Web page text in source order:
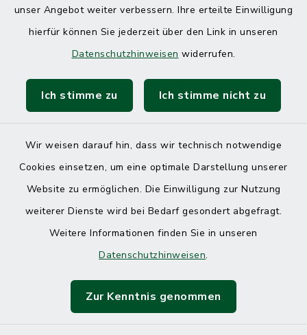
unser Angebot weiter verbessern. Ihre erteilte Einwilligung
hierfür können Sie jederzeit über den Link in unseren
Datenschutzhinweisen widerrufen.
Ich stimme zu Ich stimme nicht zu
Wir weisen darauf hin, dass wir technisch notwendige
Cookies einsetzen, um eine optimale Darstellung unserer
Website zu ermöglichen. Die Einwilligung zur Nutzung
weiterer Dienste wird bei Bedarf gesondert abgefragt.
Weitere Informationen finden Sie in unseren
Datenschutzhinweisen.
Zur Kenntnis genommen
Kontakt
Datenschutz
Impressum
Cookie-Einstellungen